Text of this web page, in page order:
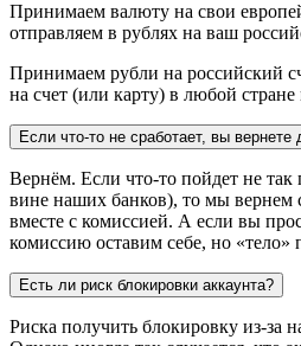
Принимаем валюту на свои
отправляем в рублях на ваш
Принимаем рубли на российский
на счет (или карту) в любой
Если что-то не сработает, вы вернете
Вернём. Если что-то пойдет не
вине наших банков), то мы вернем
вместе с комиссией. А если вы
комиссию оставим себе, но «тело»
Есть ли риск блокировки аккаунта?
Риска получить блокировку из-за